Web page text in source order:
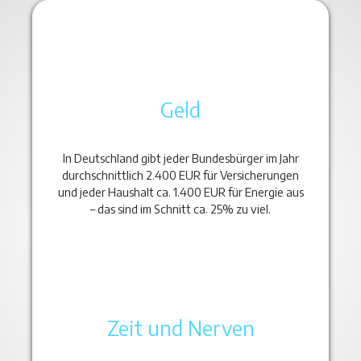
Geld
In Deutschland gibt jeder Bundesbürger im Jahr
durchschnittlich 2.400 EUR für Versicherungen
und jeder Haushalt ca. 1.400 EUR für Energie aus
– das sind im Schnitt ca. 25% zu viel.
Zeit und Nerven